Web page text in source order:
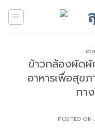
อา
ข้าวกล้องผัด
อาหารเพื่อสุข
ทา
POSTED ON